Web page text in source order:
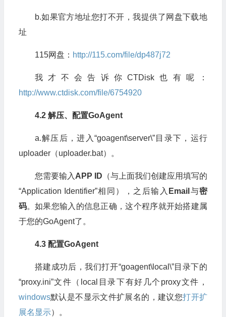
b.如果官方地址您打不开，我提供了网盘下载地
址
115网盘： http://115.com/file/dp487j72
我才不会告诉你CTDisk也有呢：
http://www.ctdisk.com/file/6754920
4.2 解压、配置GoAgent
a.解压后，进入“goagent\server\”目录下，运行
uploader（uploader.bat）。
您需要输入 APP ID （与上面我们创建应用填写的
“Application Identifier”相同），之后输入 Email 与密
码。如果您输入的信息正确，这个程序就开始搭建属
于您的GoAgent了。
4.3 配置GoAgent
搭建成功后，我们打开“goagent\local\”目录下的
“proxy.ini”文件（local目录下有好几个proxy文件，
windows默认是不显示文件扩展名的，建议您打开扩
展名显示）。